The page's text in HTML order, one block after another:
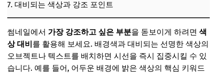
7. 대비되는 색상과 강조 포인트
썸네일에서 가장 강조하고 싶은 부분을 돋보이게 하려면 색
상 대비 를 활용해 보세요. 배경색과 대비되는 선명한 색상의
오브젝트나 텍스트를 배치하면 시선을 즉시 집중시킬 수 있
습니다. 예를 들어, 어두운 배경에 밝은 색상의 핵심 키워드